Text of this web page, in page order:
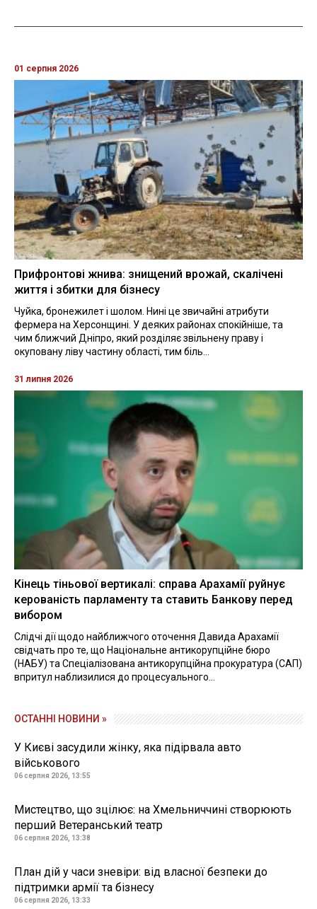
01 серпня 2026
Прифронтові жнива: знищений врожай, скалічені
життя і збитки для бізнесу
Чуйка, бронежилет і шолом. Нині це звичайні атрибути
фермера на Херсонщині. У деяких районах спокійніше, та
чим ближчий Дніпро, який розділяє звільнену праву і
окуповану ліву частину області, тим біль...
31 липня 2026
Кінець тіньової вертикалі: справа Арахамії руйнує
керованість парламенту та ставить Банкову перед
вибором
Слідчі дії щодо найближчого оточення Давида Арахамії
свідчать про те, що Національне антикорупційне бюро
(НАБУ) та Спеціалізована антикорупційна прокуратура (САП)
впритул наблизилися до процесуального...
ОСТАННІ НОВИНИ »
У Києві засудили жінку, яка підірвала авто
військового
06 серпня 2026, 13:55
Мистецтво, що зцілює: на Хмельниччині створюють
перший Ветеранський театр
06 серпня 2026, 13:38
План дій у часи зневіри: від власної безпеки до
підтримки армії та бізнесу
06 серпня 2026, 13:33